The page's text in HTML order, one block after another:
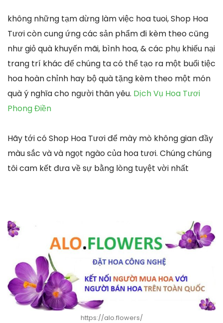
không những tạm dừng làm việc hoa tuoi, Shop Hoa
Tươi còn cung ứng các sản phẩm đi kèm theo cũng
như giỏ quà khuyến mãi, bình hoa, & các phụ khiếu nại
trang trí khác để chúng ta có thể tạo ra một buổi tiệc
hoa hoàn chỉnh hay bộ quà tặng kèm theo một món
quà ý nghĩa cho người thân yêu. Dịch Vụ Hoa Tươi
Phong Điền
Hãy tới có Shop Hoa Tươi để mày mò không gian đầy
màu sắc và và ngọt ngào của hoa tươi. Chúng chúng
tôi cam kết đưa về sự bằng lòng tuyệt vời nhất
https://alo.flowers/